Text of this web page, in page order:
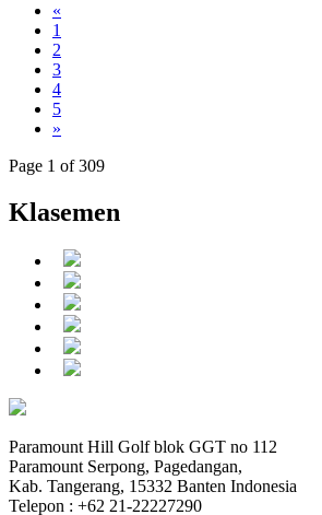
«
1
2
3
4
5
»
Page 1 of 309
Klasemen
Paramount Hill Golf blok GGT no 112
Paramount Serpong, Pagedangan,
Kab. Tangerang, 15332 Banten Indonesia
Telepon : +62 21-22227290